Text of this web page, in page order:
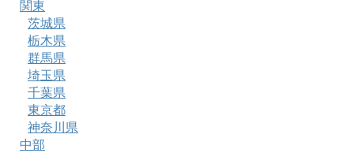
関東
茨城県
栃木県
群馬県
埼玉県
千葉県
東京都
神奈川県
中部